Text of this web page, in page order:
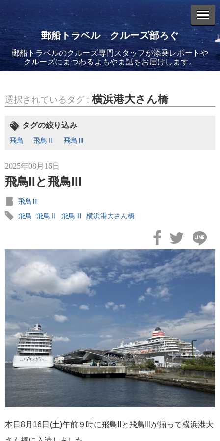
郵船トラベル クルーズ部ろぐ
郵船トラベルのクルーズ専門スタッフが添乗レポートや
クルーズにまつわるよもやま話をお届けします。
選択されているタグ : 横浜港大さん橋
タグの絞り込み
飛鳥 飛鳥Ⅱ 飛鳥Ⅲ
2025年08月16日
飛鳥IIと飛鳥III
飛鳥Ⅲ
飛鳥
飛鳥Ⅱ 飛鳥Ⅲ 横浜港大さん橋
本日8月16日(土)午前９時に飛鳥IIと飛鳥IIIが揃って横浜港大
エントリーリスト
2026年08月06日
バイキング・エデンに乗船してきました！(2)
2026年08月05日
バイキング・エデンに乗船してきました！(1)
2026年02月19日
飛鳥II アジアグランドクルーズおかえりなさい！
2026年02月16日
飛鳥II 2027年オセアニアグランドクルーズ発表！